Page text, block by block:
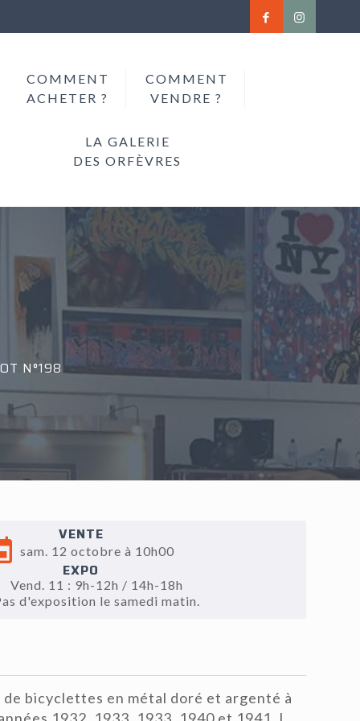
COMMENT
ACHETER ?
COMMENT
VENDRE ?
LA GALERIE
DES ORFÈVRES
N°198
VENTE
sam. 12 octobre à 10h00
EXPO
Vend. 11 : 9h-12h / 14h-18h
d'exposition le samedi matin.
de bicyclettes en métal doré et argenté à